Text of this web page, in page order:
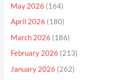
May 2026 (164)
April 2026 (180)
March 2026 (186)
February 2026 (213)
January 2026 (262)